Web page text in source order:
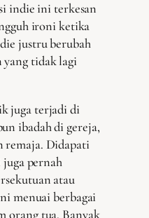
indie ini terkesan
ironi ketika
justru berubah
yang tidak lagi
juga terjadi di
ibadah di gereja,
remaja. Didapati
pernah
atau
menuai berbagai
orang tua. Banyak